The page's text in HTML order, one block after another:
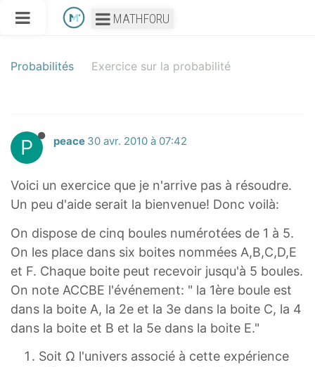
MATHFORU
Probabilités Exercice sur la probabilité
P peace 30 avr. 2010 à 07:42
Voici un exercice que je n'arrive pas à résoudre.
Un peu d'aide serait la bienvenue! Donc voilà:
On dispose de cinq boules numérotées de 1 à 5.
On les place dans six boites nommées A,B,C,D,E
et F. Chaque boite peut recevoir jusqu'à 5 boules.
On note ACCBE l'événement: " la 1ère boule est
dans la boite A, la 2e et la 3e dans la boite C, la 4
dans la boite et B et la 5e dans la boite E."
Soit Ω l'univers associé à cette expérience